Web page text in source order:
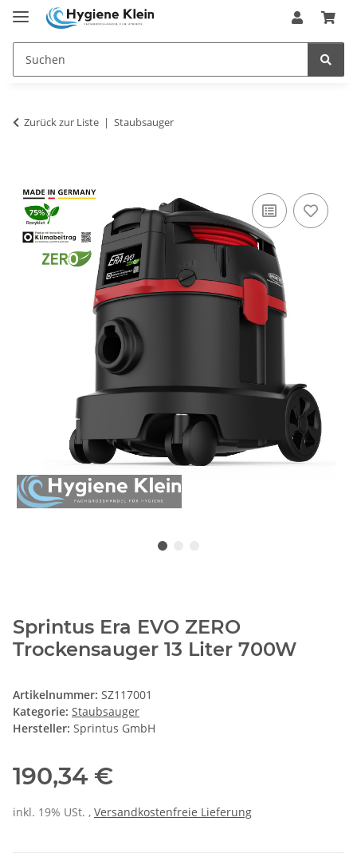
Zurück zur Liste Staubsauger
Sprintus Era EVO ZERO
Trockensauger 13 Liter 700W
Artikelnummer: SZ117001
Kategorie: Staubsauger
Hersteller: Sprintus GmbH
190,34 €
inkl. 19% USt. , Versandkostenfreie Lieferung